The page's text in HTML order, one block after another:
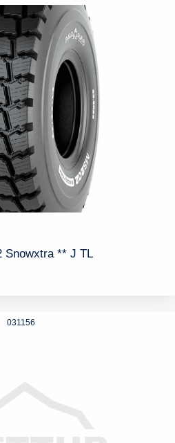
Snowxtra ** J TL
031156